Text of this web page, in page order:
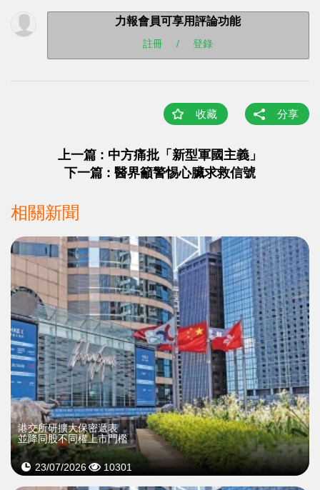
力報會員可享用評論功能
註冊 / 登錄
收藏 分享
上一篇 : 中方痛批「新型軍國主義」
下一篇 : 醫界籲警惕心臟求救信號
相關新聞
港交所研擴大保密遞表
並降同股不同權上市門檻
23/07/2026 10301